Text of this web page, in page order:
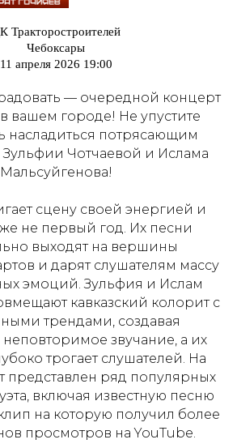
Тракторостроителей
Чебоксары
11 апреля 2026 19:00
— очередной концерт
в вашем городе! Не упустите
насладиться потрясающим
Чотчаевой и Ислама
Мальсуйгенова!
сцену своей энергией и
не первый год. Их песни
выходят на вершины
и дарят слушателям массу
эмоций. Зульфия и Ислам
кавказский колорит с
трендами, создавая
звучание, а их
трогает слушателей. На
представлен ряд популярных
включая известную песню
на которую получил более
просмотров на YouTube.